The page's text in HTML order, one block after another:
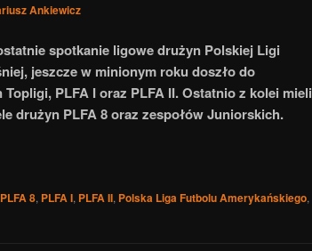
Ankiewicz
spotkanie ligowe drużyn Polskiej Ligi
jeszcze w minionym roku doszło do
PLFA I oraz PLFA II. Ostatnio z kolei mieli
drużyn PLFA 8 oraz zespołów Juniorskich.
PLFA 8, PLFA I, PLFA II, Polska Liga Futbolu Amerykańskiego,